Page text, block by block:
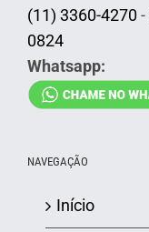
(11) 3360-4270 -
0824
Whatsapp:
NAVEGAÇÃO
Início